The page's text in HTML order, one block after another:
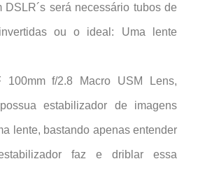
será necessário tubos de
ou o ideal: Uma lente
f/2.8 Macro USM Lens,
estabilizador de imagens
lente, bastando apenas entender
faz e driblar essa